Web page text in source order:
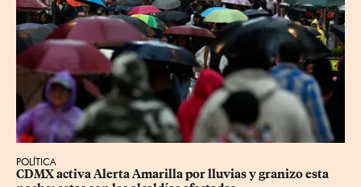
POLÍTICA
CDMX activa Alerta Amarilla por lluvias y granizo esta